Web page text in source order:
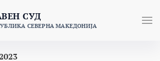
СУД
СЕВЕРНА МАКЕДОНИЈА